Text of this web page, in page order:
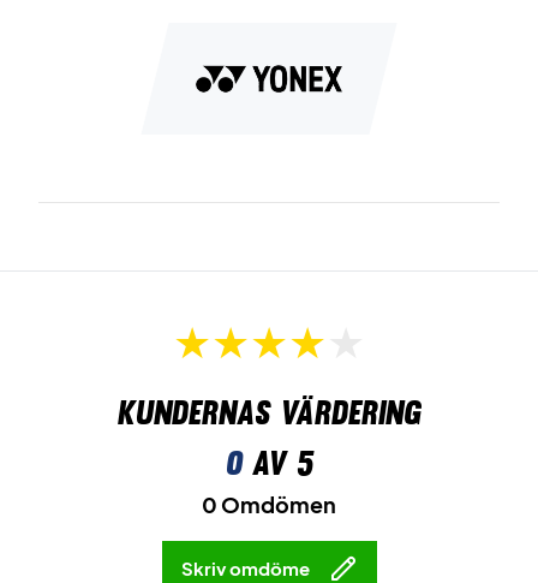
Kundernas värdering
0av 5
0 Omdömen
Skriv omdöme